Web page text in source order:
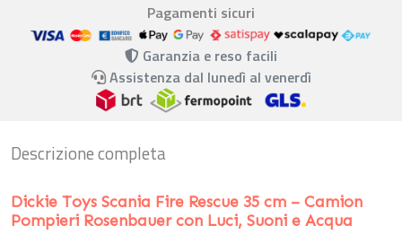
Pagamenti sicuri
Garanzia e reso facili
Assistenza dal lunedì al venerdì
Descrizione completa
Dickie Toys Scania Fire Rescue 35 cm – Camion
Pompieri Rosenbauer con Luci, Suoni e Acqua